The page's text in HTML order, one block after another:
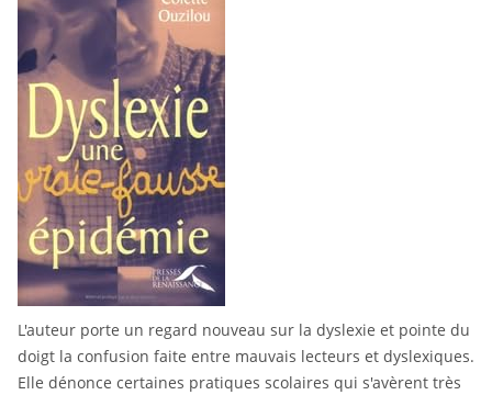
L'auteur porte un regard nouveau sur la dyslexie et pointe du
doigt la confusion faite entre mauvais lecteurs et dyslexiques.
Elle dénonce certaines pratiques scolaires qui s'avèrent très